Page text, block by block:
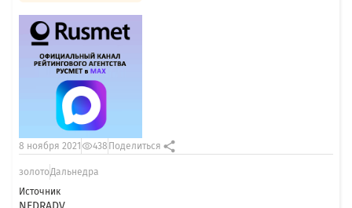
Источник
8 ноября 2021 438 Поделиться
золотоДальнедра